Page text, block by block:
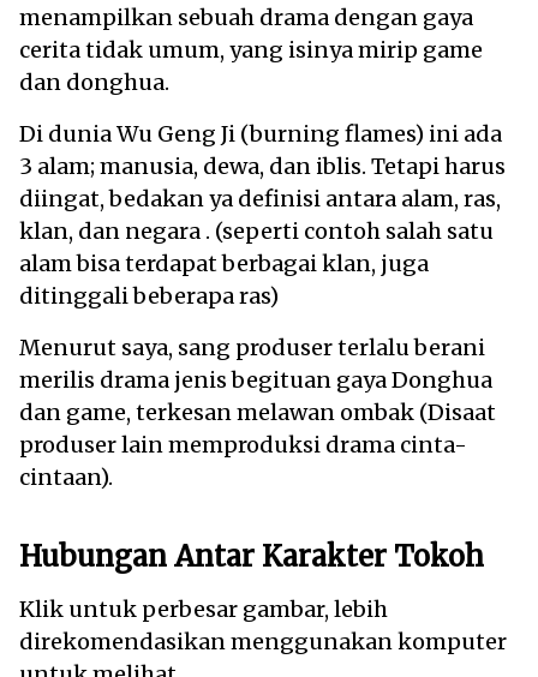
menampilkan sebuah drama dengan gaya
cerita tidak umum, yang isinya mirip game
dan donghua.
Di dunia Wu Geng Ji (burning flames) ini ada
3 alam; manusia, dewa, dan iblis. Tetapi harus
diingat, bedakan ya definisi antara alam, ras,
klan, dan negara . (seperti contoh salah satu
alam bisa terdapat berbagai klan, juga
ditinggali beberapa ras)
Menurut saya, sang produser terlalu berani
merilis drama jenis begituan gaya Donghua
dan game, terkesan melawan ombak (Disaat
produser lain memproduksi drama cinta-
cintaan).
Hubungan Antar Karakter Tokoh
Klik untuk perbesar gambar, lebih
direkomendasikan menggunakan komputer